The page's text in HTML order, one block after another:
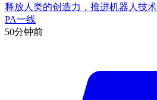
释放人类的创造力，推进机器人技术
PA一线
50分钟前